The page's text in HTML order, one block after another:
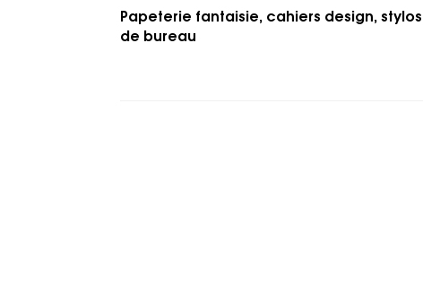
Papeterie fantaisie, cahiers design,
de bureau